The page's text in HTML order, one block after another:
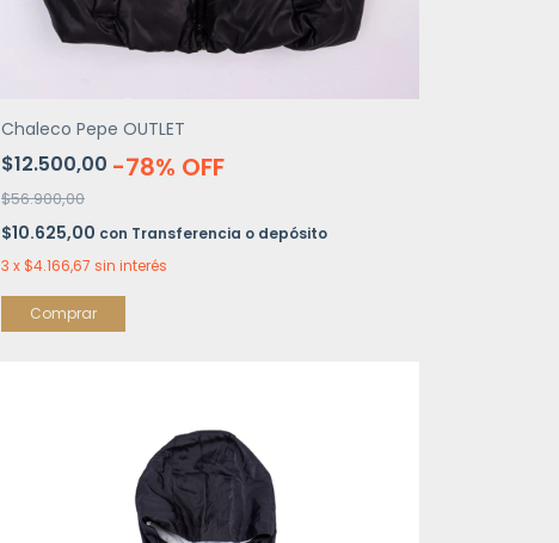
Chaleco Pepe OUTLET
$12.500,00 -78% OFF
$56.900,00
$10.625,00 con Transferencia o depósito
3 x $4.166,67 sin interés
Comprar